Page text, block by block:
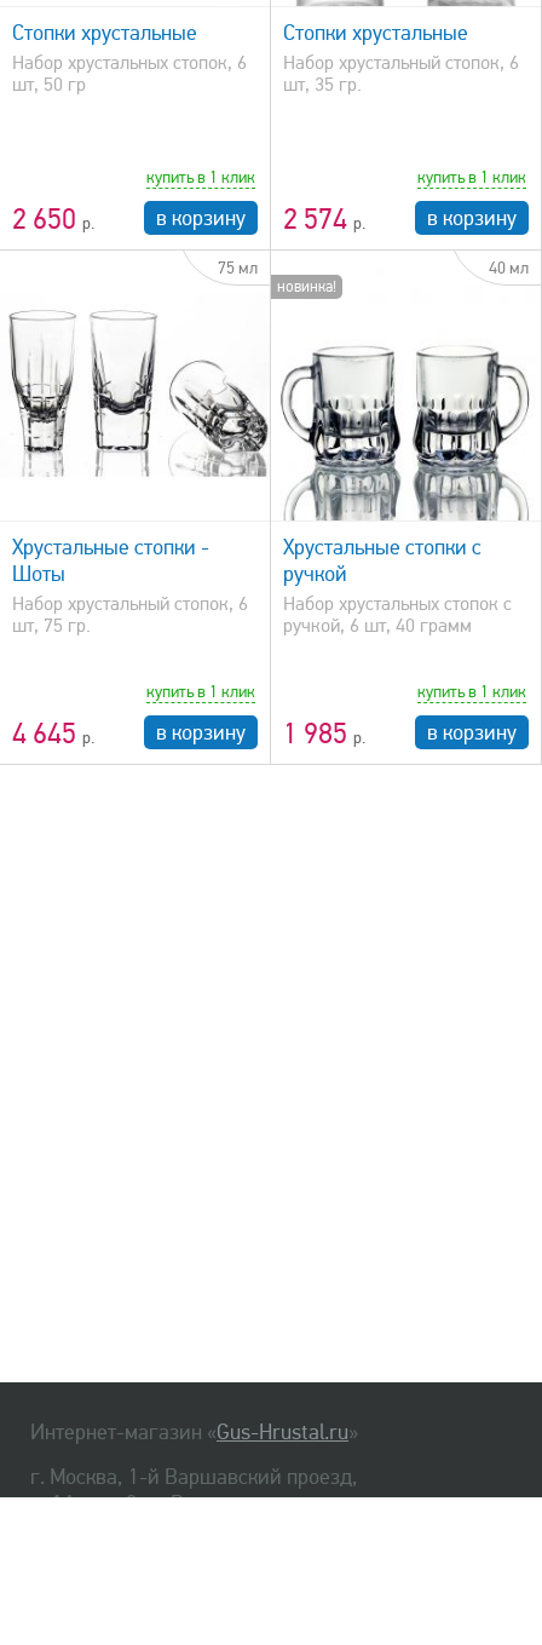
Стопки хрустальные
Набор хрустальных стопок, 6
шт, 50 гр
2 650
купить в 1 клик
в корзину
Стопки хрустальные
Набор хрустальный стопок, 6
шт, 35 гр.
2 574
купить в 1 клик
в корзину
75 мл
Хрустальные стопки -
Шоты
Набор хрустальный стопок, 6
шт, 75 гр.
4 645
купить в 1 клик
в корзину
новинка!
40 мл
Хрустальные стопки с
ручкой
Набор хрустальных стопок с
ручкой, 6 шт, 40 грамм
1 985
купить в 1 клик
в корзину
Интернет-магазин «Gus-Hrustal.ru»
г. Москва, 1-й Варшавский проезд,
д. 1А, стр. 3, м. Варшавская